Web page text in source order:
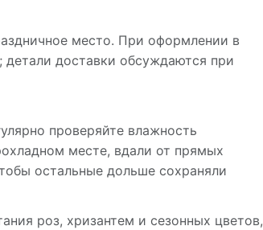
место. При оформлении в
детали доставки обсуждаются при
проверяйте влажность
месте, вдали от прямых
остальные дольше сохраняли
роз, хризантем и сезонных цветов,